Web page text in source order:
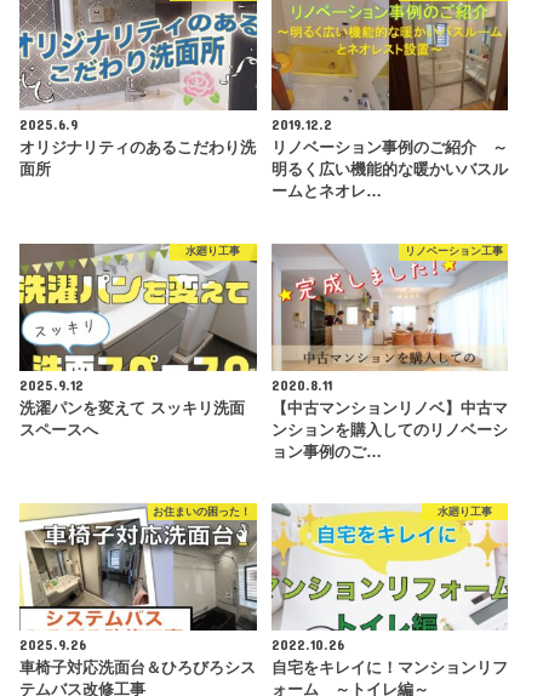
2025.6.9
オリジナリティのあるこだわり洗
面所
2019.12.2
リノベーション事例のご紹介 ～
明るく広い機能的な暖かいバスル
ームとネオレ…
水廻り工事
2025.9.12
洗濯パンを変えて スッキリ洗面
スペースへ
リノベーション工事
2020.8.11
【中古マンションリノベ】中古マ
ンションを購入してのリノベーシ
ョン事例のご…
お住まいの困った！
2025.9.26
車椅子対応洗面台＆ひろびろシス
テムバス改修工事
水廻り工事
2022.10.26
自宅をキレイに！マンションリフ
ォーム ～トイレ編～